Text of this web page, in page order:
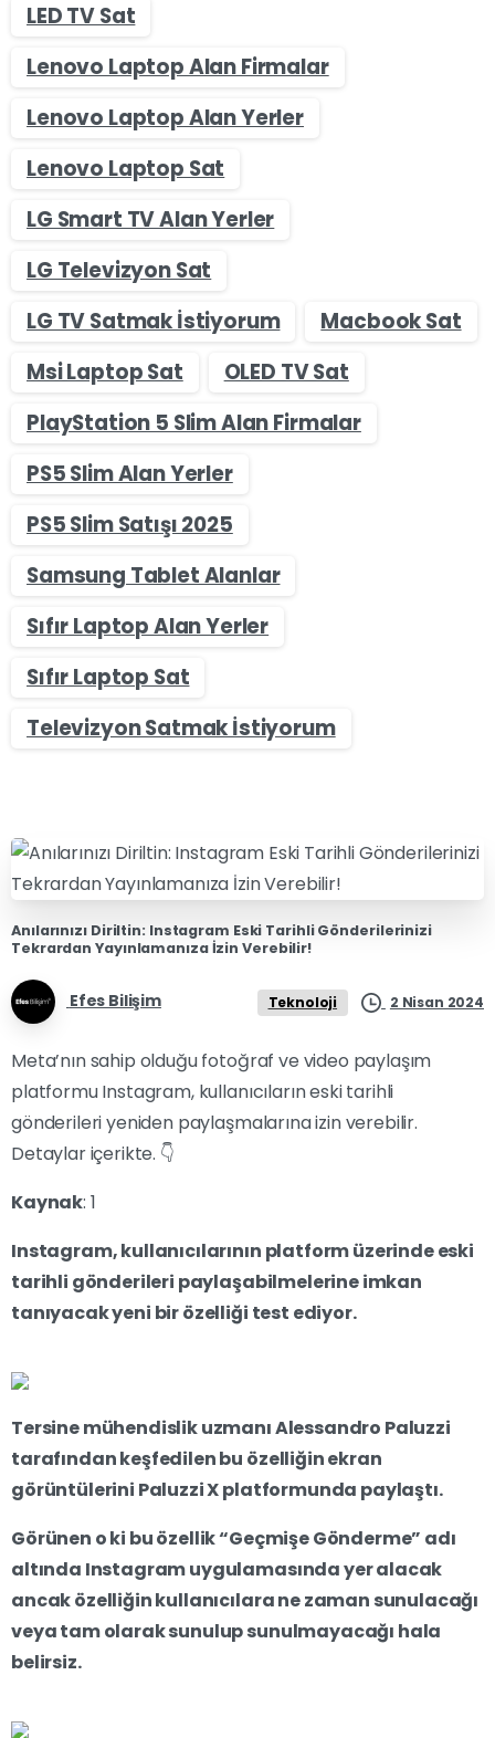
LED TV Sat
Lenovo Laptop Alan Firmalar
Lenovo Laptop Alan Yerler
Lenovo Laptop Sat
LG Smart TV Alan Yerler
LG Televizyon Sat
LG TV Satmak İstiyorum
Macbook Sat
Msi Laptop Sat
OLED TV Sat
PlayStation 5 Slim Alan Firmalar
PS5 Slim Alan Yerler
PS5 Slim Satışı 2025
Samsung Tablet Alanlar
Sıfır Laptop Alan Yerler
Sıfır Laptop Sat
Televizyon Satmak İstiyorum
Anılarınızı Diriltin: Instagram Eski Tarihli Gönderilerinizi
Tekrardan Yayınlamanıza İzin Verebilir!
Efes Bilişim Teknoloji 2 Nisan 2024
Meta’nın sahip olduğu fotoğraf ve video paylaşım
platformu Instagram, kullanıcıların eski tarihli
gönderileri yeniden paylaşmalarına izin verebilir.
Detaylar içerikte. 👇
Kaynak: 1
Instagram, kullanıcılarının platform üzerinde eski
tarihli gönderileri paylaşabilmelerine imkan
tanıyacak yeni bir özelliği test ediyor.
Tersine mühendislik uzmanı Alessandro Paluzzi
tarafından keşfedilen bu özelliğin ekran
görüntülerini Paluzzi X platformunda paylaştı.
Görünen o ki bu özellik “Geçmişe Gönderme” adı
altında Instagram uygulamasında yer alacak
ancak özelliğin kullanıcılara ne zaman sunulacağı
veya tam olarak sunulup sunulmayacağı hala
belirsiz.